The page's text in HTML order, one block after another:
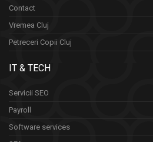
Contact
Vremea Cluj
Petreceri Copii Cluj
IT & TECH
Servicii SEO
Payroll
Software services